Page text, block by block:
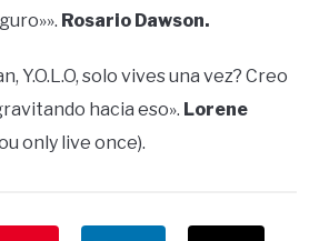
Rosario Dawson.
Y.O.L.O, solo vives una vez? Creo
hacia eso». Lorene
only live once).